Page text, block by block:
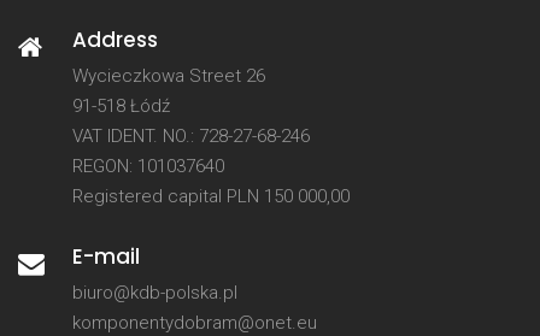
Address
Wycieczkowa Street 26
91-518 Łódź
VAT IDENT. NO.: 728-27-68-246
REGON: 101037640
Registered capital PLN 150 000,00
E-mail
biuro@kdb-polska.pl
komponentydobram@onet.eu